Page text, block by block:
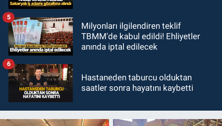
Milyonları ilgilendiren teklif
TBMM'de kabul edildi! Ehliyetler
anında iptal edilecek
5
Hastaneden taburcu olduktan
saatler sonra hayatını kaybetti
6